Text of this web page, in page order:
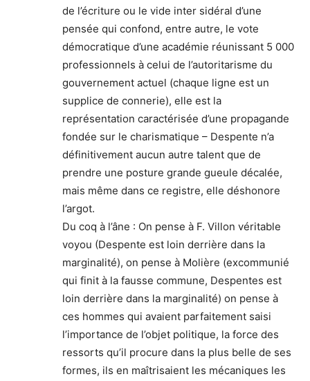
de l’écriture ou le vide inter sidéral d’une
pensée qui confond, entre autre, le vote
démocratique d’une académie réunissant 5 000
professionnels à celui de l’autoritarisme du
gouvernement actuel (chaque ligne est un
supplice de connerie), elle est la
représentation caractérisée d’une propagande
fondée sur le charismatique – Despente n’a
définitivement aucun autre talent que de
prendre une posture grande gueule décalée,
mais même dans ce registre, elle déshonore
l’argot.
Du coq à l’âne : On pense à F. Villon véritable
voyou (Despente est loin derrière dans la
marginalité), on pense à Molière (excommunié
qui finit à la fausse commune, Despentes est
loin derrière dans la marginalité) on pense à
ces hommes qui avaient parfaitement saisi
l’importance de l’objet politique, la force des
ressorts qu’il procure dans la plus belle de ses
formes, ils en maîtrisaient les mécaniques les